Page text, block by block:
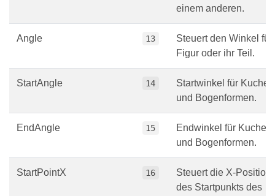
einem anderen.
Angle 13
Steuert den Winkel für
Figur oder ihr Teil.
StartAngle 14
Startwinkel für
und Bogenformen.
EndAngle 15
Endwinkel für Kuchen-
und Bogenformen.
StartPointX 16
Steuert die X-Position
des Startpunkts des